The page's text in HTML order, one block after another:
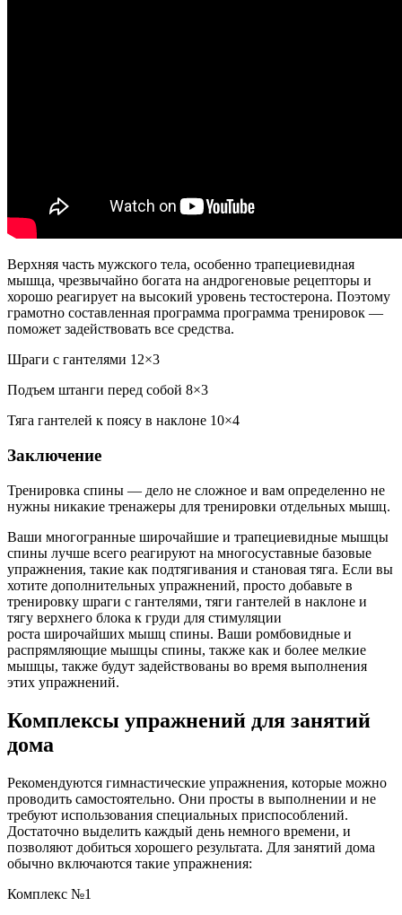
Верхняя часть мужского тела, особенно трапециевидная
мышца, чрезвычайно богата на андрогеновые рецепторы и
хорошо реагирует на высокий уровень тестостерона. Поэтому
грамотно составленная программа программа тренировок —
поможет задействовать все средства.
Шраги с гантелями 12×3
Подъем штанги перед собой 8×3
Тяга гантелей к поясу в наклоне 10×4
Заключение
Тренировка спины — дело не сложное и вам определенно не
нужны никакие тренажеры для тренировки отдельных мышц.
Ваши многогранные широчайшие и трапециевидные мышцы
спины лучше всего реагируют на многосуставные базовые
упражнения, такие как подтягивания и становая тяга. Если вы
хотите дополнительных упражнений, просто добавьте в
тренировку шраги с гантелями, тяги гантелей в наклоне и
тягу верхнего блока к груди для стимуляции
роста широчайших мышц спины. Ваши ромбовидные и
распрямляющие мышцы спины, также как и более мелкие
мышцы, также будут задействованы во время выполнения
этих упражнений.
Комплексы упражнений для занятий
дома
Рекомендуются гимнастические упражнения, которые можно
проводить самостоятельно. Они просты в выполнении и не
требуют использования специальных приспособлений.
Достаточно выделить каждый день немного времени, и
позволяют добиться хорошего результата. Для занятий дома
обычно включаются такие упражнения:
Комплекс №1